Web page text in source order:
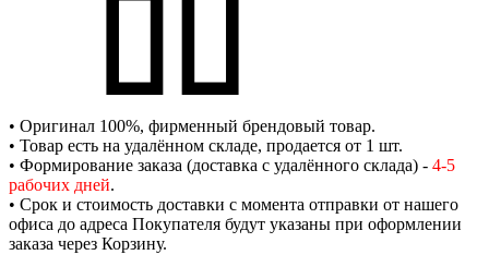
• Оригинал 100%, фирменный брендовый товар.
• Товар есть на удалённом складе, продается от 1 шт.
• Формирование заказа (доставка с удалённого склада) - 4-5
рабочих дней.
• Срок и стоимость доставки с момента отправки от нашего
офиса до адреса Покупателя будут указаны при оформлении
заказа через Корзину.